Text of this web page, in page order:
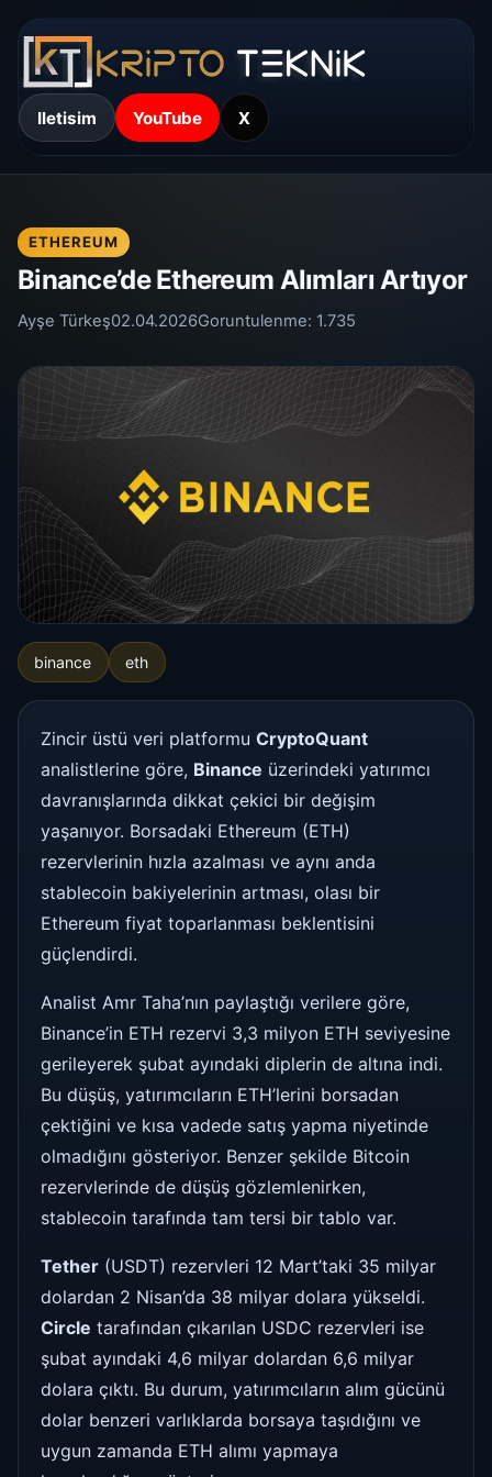
Iletisim YouTube X
ETHEREUM
Binance’de Ethereum Alımları Artıyor
Ayşe Türkeş02.04.2026Goruntulenme: 1.735
binance eth
Zincir üstü veri platformu CryptoQuant
analistlerine göre, Binance üzerindeki yatırımcı
davranışlarında dikkat çekici bir değişim
yaşanıyor. Borsadaki Ethereum (ETH)
rezervlerinin hızla azalması ve aynı anda
stablecoin bakiyelerinin artması, olası bir
Ethereum fiyat toparlanması beklentisini
güçlendirdi.
Analist Amr Taha’nın paylaştığı verilere göre,
Binance’in ETH rezervi 3,3 milyon ETH seviyesine
gerileyerek şubat ayındaki diplerin de altına indi.
Bu düşüş, yatırımcıların ETH’lerini borsadan
çektiğini ve kısa vadede satış yapma niyetinde
olmadığını gösteriyor. Benzer şekilde Bitcoin
rezervlerinde de düşüş gözlemlenirken,
stablecoin tarafında tam tersi bir tablo var.
Tether (USDT) rezervleri 12 Mart’taki 35 milyar
dolardan 2 Nisan’da 38 milyar dolara yükseldi.
Circle tarafından çıkarılan USDC rezervleri ise
şubat ayındaki 4,6 milyar dolardan 6,6 milyar
dolara çıktı. Bu durum, yatırımcıların alım gücünü
dolar benzeri varlıklarda borsaya taşıdığını ve
uygun zamanda ETH alımı yapmaya